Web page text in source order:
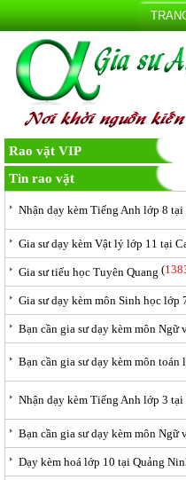
Rao vặt VIP
Tin rao vặt
Nhận dạy kèm Tiếng Anh lớp 8 tại
Gia sư dạy kèm Vật lý lớp 11 tại
Gia sư tiểu học Tuyên Quang (
Gia sư dạy kèm môn Sinh học lớp
Bạn cần gia sư dạy kèm môn
Bạn cần gia sư dạy kèm môn toán
Nhận dạy kèm Tiếng Anh lớp 3
Bạn cần gia sư dạy kèm môn
Dạy kèm hoá lớp 10 tại Quảng